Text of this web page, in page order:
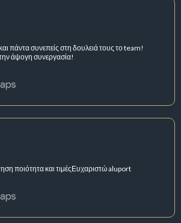
πάντα συνεπείς στη δουλειά τους το team!
άψογη συνεργασία!
ποιότητα και τιμέςΕυχαριστώ aluport